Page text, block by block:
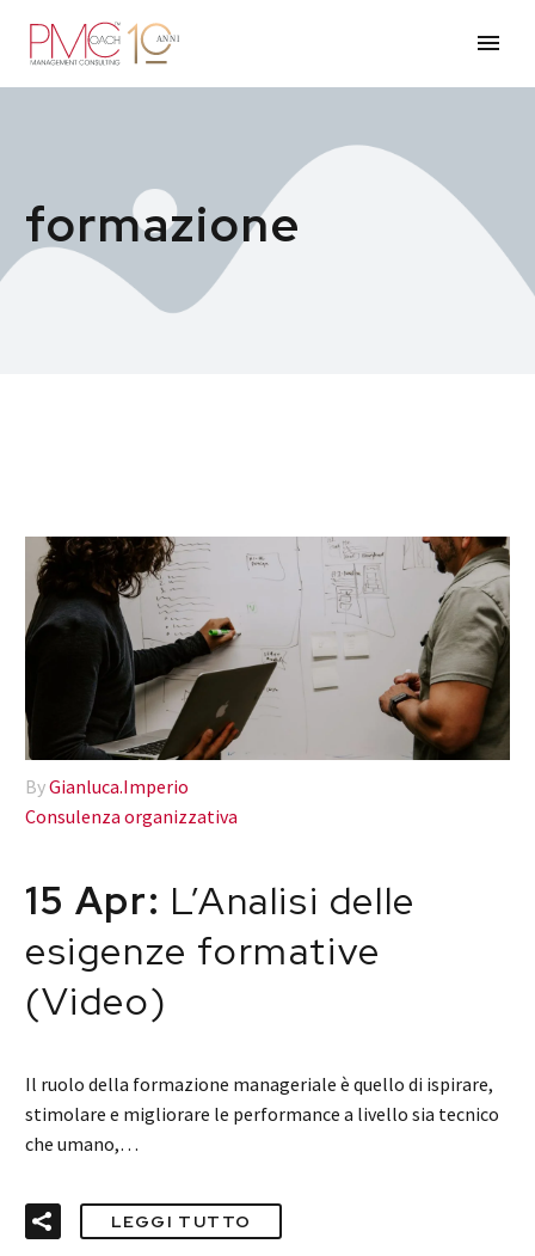
formazione
ByGianluca.Imperio
Consulenza organizzativa
15 Apr: L’Analisi delle
esigenze formative
(Video)
Il ruolo della formazione manageriale è quello di ispirare,
stimolare e migliorare le performance a livello sia tecnico
che umano,…
LEGGI TUTTO